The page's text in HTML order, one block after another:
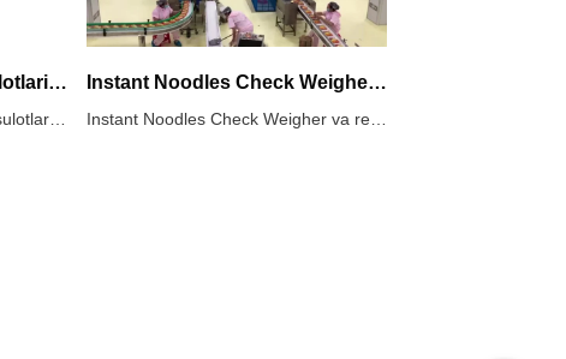
Paketli oziq-ovqat mahsulotlarini rentgen tekshiruvi tizimi
Qadoqlangan oziq-ovqat mahsulotlarini rentgen tekshiruvi tizimlari har xil turdagi begona materiallar va qadoqlangan oziq-ovqat mahsulotlaridagi nuqsonlarni aniqlash uchun ishlatiladi. Paketlangan oziq-ovqatlarni rentgen tekshiruvi tizimlari qadoqlangan oziq-ovqat mahsulotlarini ifloslantiruvchi moddalar, nuqsonlar va sifat standartlariga muvofiqligini tekshirish uchun rentgen texnologiyasidan foydalanadi. Ifloslantiruvchi moddalar yoki nuqsonlar aniqlanganda, tizim faqat xavfsiz va yuqori sifatli mahsulotlar iste'molchilarga etib borishini ta'minlab, ta'sirlangan paketlarni avtomatik ravishda rad etishi mumkin.Ular oziq-ovqat sanoatida potentsial xavflarni oldini olish, tartibga solish talablariga javob berish va mahsulotning mustahkamligini saqlash uchun keng qo'llaniladi.
Instant Noodles Check Weigher va rentgen tekshiruvi ishlab chiqarish liniyasi
Instant Noodles Check Weigher va rentgen tekshiruvi ishlab chiqarish liniyasi.Mahsulot bir zumda yonishi mumkin. Uning yuqori zichlikdagi yorug'lik elementlari nafaqat oniy oqim ta'siriga dosh bera olmaydi, balki birinchi marta normal ish holatiga ham kiradi.